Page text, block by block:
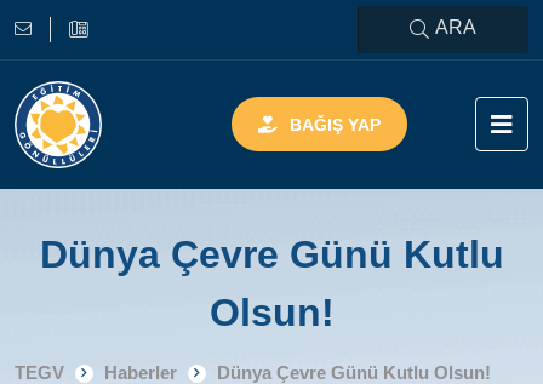
ARA
BAĞIŞ YAP
Dünya Çevre Günü Kutlu
Olsun!
TEGV Haberler Dünya Çevre Günü Kutlu Olsun!